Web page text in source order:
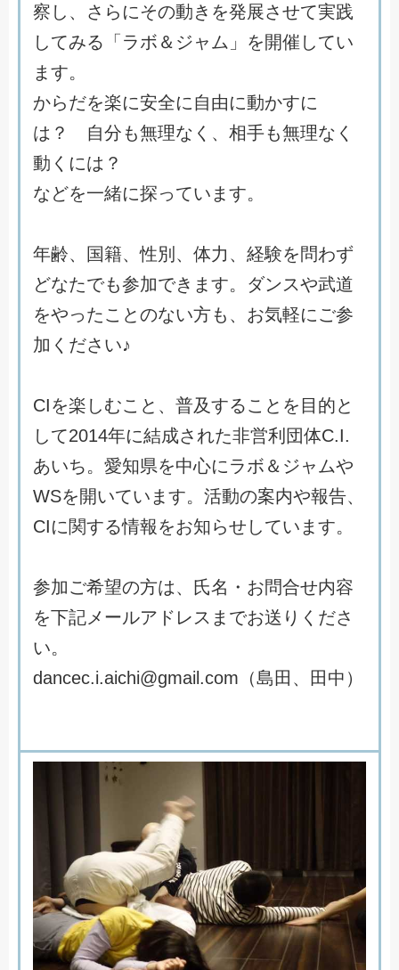
察 し 、 さ ら にその動き を発展させて実践
してみる 「ラボ ＆ ジャ ム 」 を開催 してい
ま す。
からだを楽に安全に自由に動かすに
は ？ 自分も無理な く 、 相手も無理な く
動 く には ？
などを一緒に探ってい ま す。
年齢、 国籍、性別 、 体力 、 経験を問わず
どなたでも参加でき ま す。 ダンスや武道
をやったこ とのない方も 、 お気軽にご参
加 く ださ い♪
CIを楽 しむこ と 、 普及するこ と を 目 的と
して2014年に結成さ れた非営利団体C.I.
あいち。 愛知県を中心にラボ ＆ ジャ ムや
WSを開いてい ま す。 活動の案内や報告、
CIに関する情報をお知 らせ してい ま す。
参加ご希望の方は、 氏名 ・ お問合せ内容
を下記メ ールア ド レ ス ま でお送 り く ださ
い。
dancec.i.aichi@gmail.com （島田 、 田中 ）